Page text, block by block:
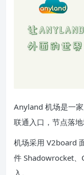
Anyland 机场是一
联通入口，节点落地
机场采用 V2board
件 Shadowrocket、
入。